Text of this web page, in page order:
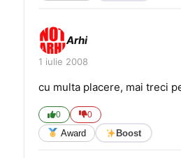
Arhi
1 iulie 2008
cu multa placere, mai treci
0 0
Award Boost